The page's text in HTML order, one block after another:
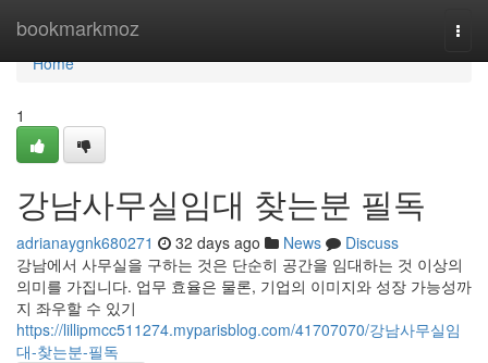
bookmarkmoz
Home
Home
1
강남사무실임대 찾는분 필독
adrianaygnk680271 32 days ago News
Discuss
강남에서 사무실을 구하는 것은 단순히 공간을 임대하는 것 이상의
의미를 가집니다. 업무 효율은 물론, 기업의 이미지와 성장 가능성까
지 좌우할 수 있기
https://lillipmcc511274.myparisblog.com/41707070/강남사무실임
대-찾는분-필독